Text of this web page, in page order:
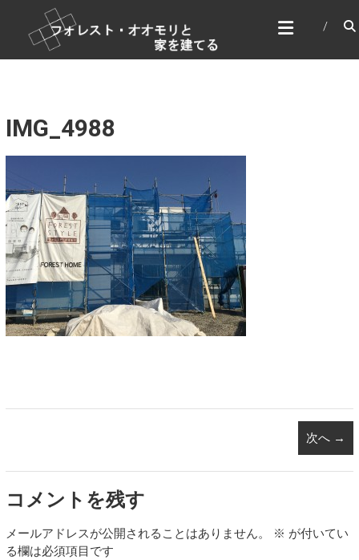
ン
フォレスト・オオモリと家
を建てる
家づくり＆DIY
IMG_4988
次へ →
コメントを残す
メールアドレスが公開されることはありません。 ※ が付いてい
る欄は必須項目です